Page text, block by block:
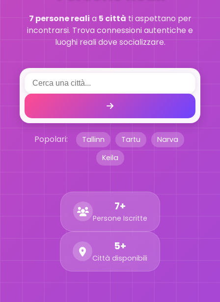
7 persone reali a 5 città ti aspettano per
incontrarsi. Trova connessioni autentiche e
luoghi reali dove socializzare.
Popolari: Tallinn Tartu
Narva
Keila
7+
Persone Iscritte
5+
Città disponibili